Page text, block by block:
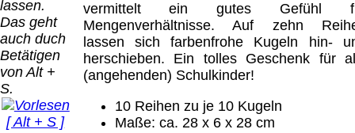
lassen.
Das geht
auch duch
Betätigen
von Alt +
S.
[ Alt + S ]
vermittelt ein gutes Gefühl
Mengenverhältnisse. Auf zehn
lassen sich farbenfrohe Kugeln hin-
herschieben. Ein tolles Geschenk für
(angehenden) Schulkinder!
10 Reihen zu je 10 Kugeln
Maße: ca. 28 x 6 x 28 cm
Schweiz)
PayPal: 20.00
€
Der Versand erfolgt
als versichertes
Paket.
0.00 €
Bei dieser
Versandart
erhalten Sie per
Lizenzschlüssel
und die